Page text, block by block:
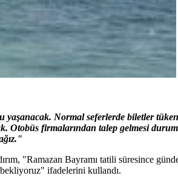
Normal seferlerde biletler
Otobüs firmalarından talep gelmesi
"Ramazan Bayramı tatili süresince
ifadelerini kullandı.